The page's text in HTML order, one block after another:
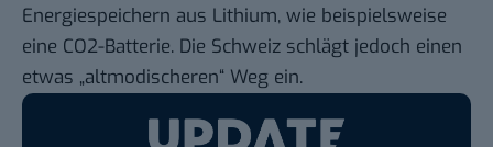
Energiespeichern aus Lithium, wie beispielsweise
eine CO2-Batterie. Die Schweiz schlägt jedoch einen
etwas „altmodischeren“ Weg ein.